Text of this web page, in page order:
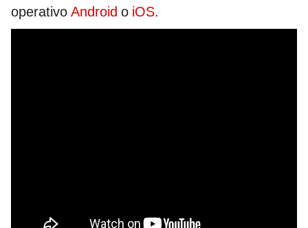
operativo Android o iOS.